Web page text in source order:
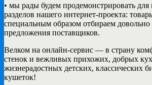
• мы рады будем продемонстрировать
разделов нашего интернет-проекта:
специальным образом отбираем довольно
предложения поставщиков.
Велком на онлайн-сервис — в страну
стенок и вежливых прихожих, добрых
жизнерадостных детских, классических
кушеток!